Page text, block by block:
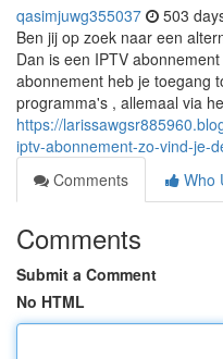
qasimjuwg355037 503
Ben jij op zoek naar een
Dan is een IPTV
abonnement heb je toegang
programma's , allemaal via
https://
iptv-abonnement-zo-vind-je-
Comments
Who
Comments
Submit a Comment
No HTML